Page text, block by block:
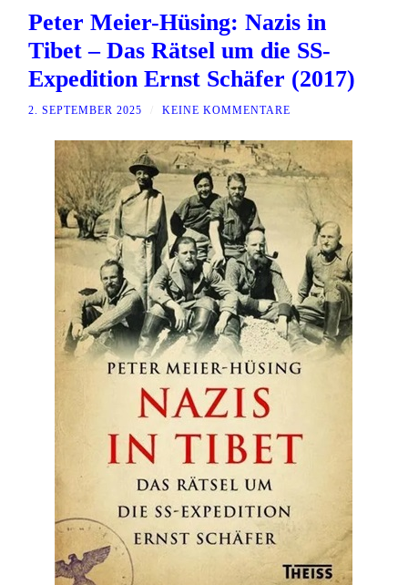
Peter Meier-Hüsing: Nazis in
Tibet – Das Rätsel um die SS-
Expedition Ernst Schäfer (2017)
2. SEPTEMBER 2025 KEINE KOMMENTARE